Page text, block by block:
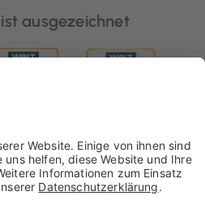
ausgezeichnet